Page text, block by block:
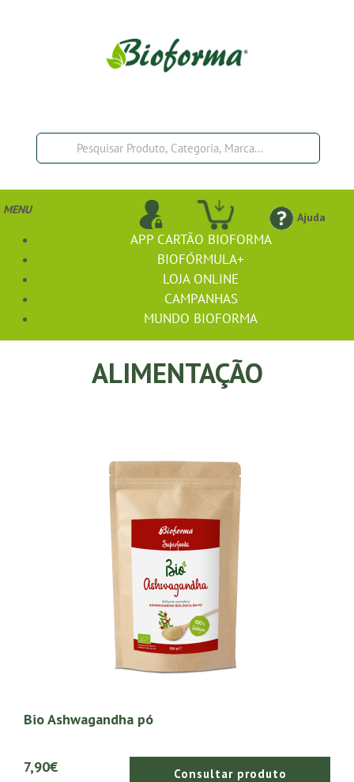
Ajuda
MENU
APP CARTÃO BIOFORMA
BIOFÓRMULA+
LOJA ONLINE
CAMPANHAS
MUNDO BIOFORMA
ALIMENTAÇÃO
Bio Ashwagandha pó
7,90€ Consultar produto